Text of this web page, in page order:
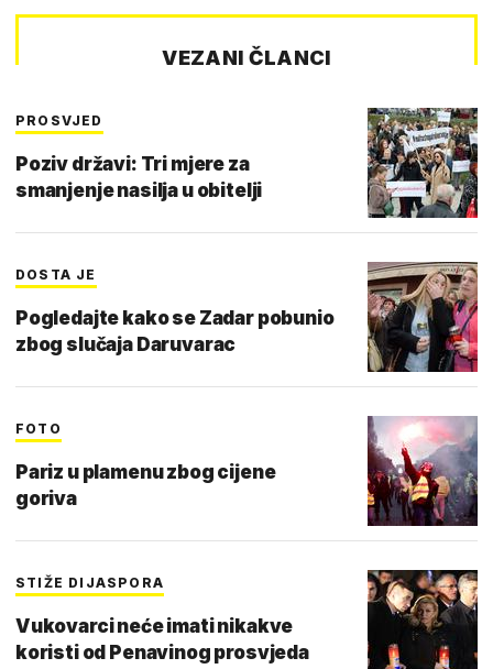
VEZANI ČLANCI
PROSVJED
Poziv državi: Tri mjere za
smanjenje nasilja u obitelji
DOSTA JE
Pogledajte kako se Zadar pobunio
zbog slučaja Daruvarac
FOTO
Pariz u plamenu zbog cijene
goriva
STIŽE DIJASPORA
Vukovarci neće imati nikakve
koristi od Penavinog prosvjeda